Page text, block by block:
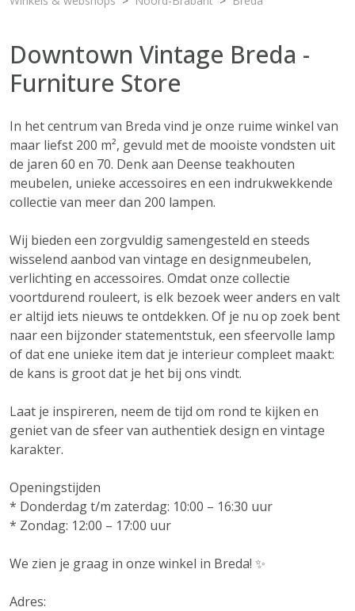
Downtown Vintage Breda -
Furniture Store
In het centrum van Breda vind je onze ruime winkel van
maar liefst 200 m², gevuld met de mooiste vondsten uit
de jaren 60 en 70. Denk aan Deense teakhouten
meubelen, unieke accessoires en een indrukwekkende
collectie van meer dan 200 lampen.
Wij bieden een zorgvuldig samengesteld en steeds
wisselend aanbod van vintage en designmeubelen,
verlichting en accessoires. Omdat onze collectie
voortdurend rouleert, is elk bezoek weer anders en valt
er altijd iets nieuws te ontdekken. Of je nu op zoek bent
naar een bijzonder statementstuk, een sfeervolle lamp
of dat ene unieke item dat je interieur compleet maakt:
de kans is groot dat je het bij ons vindt.
Laat je inspireren, neem de tijd om rond te kijken en
geniet van de sfeer van authentiek design en vintage
karakter.
Openingstijden
* Donderdag t/m zaterdag: 10:00 – 16:30 uur
* Zondag: 12:00 – 17:00 uur
We zien je graag in onze winkel in Breda! ✨
Adres: